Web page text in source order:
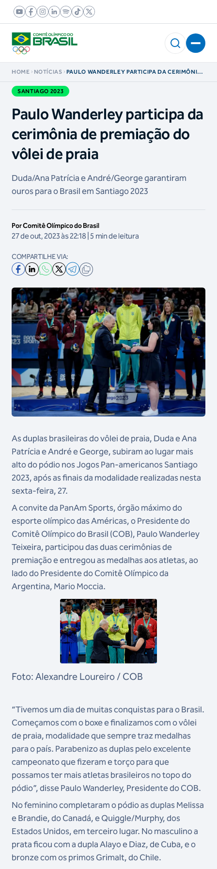
HOME NOTÍCIAS
PAULO WANDERLEY PARTICIPA DA CERIMÔNIA
SANTIAGO 2023
Paulo Wanderley participa da
cerimônia de premiação do
vôlei de praia
Duda/Ana Patrícia e André/George garantiram
ouros para o Brasil em Santiago 2023
Por Comitê Olímpico do Brasil
27 de out, 2023 às 22:18 | 5 min de leitura
COMPARTILHE VIA:
As duplas brasileiras do vôlei de praia, Duda e Ana
Patrícia e André e George, subiram ao lugar mais
alto do pódio nos Jogos Pan-americanos Santiago
2023, após as finais da modalidade realizadas nesta
sexta-feira, 27.
A convite da PanAm Sports, órgão máximo do
esporte olímpico das Américas, o Presidente do
Comitê Olímpico do Brasil (COB), Paulo Wanderley
Teixeira, participou das duas cerimônias de
premiação e entregou as medalhas aos atletas, ao
lado do Presidente do Comitê Olímpico da
Argentina, Mario Moccia.
Foto: Alexandre Loureiro / COB
“Tivemos um dia de muitas conquistas para o Brasil.
Começamos com o boxe e finalizamos com o vôlei
de praia, modalidade que sempre traz medalhas
para o país. Parabenizo as duplas pelo excelente
campeonato que fizeram e torço para que
possamos ter mais atletas brasileiros no topo do
pódio”, disse Paulo Wanderley, Presidente do COB.
No feminino completaram o pódio as duplas Melissa
e Brandie, do Canadá, e Quiggle/Murphy, dos
Estados Unidos, em terceiro lugar. No masculino a
prata ficou com a dupla Alayo e Diaz, de Cuba, e o
bronze com os primos Grimalt, do Chile.